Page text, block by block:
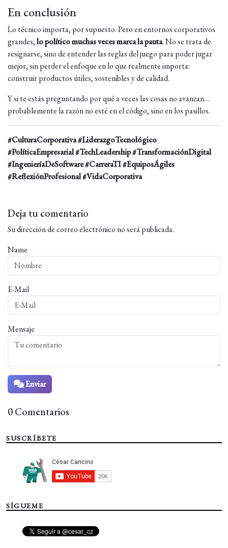
En conclusión
Lo técnico importa, por supuesto. Pero en entornos corporativos
grandes,lo político muchas veces marca la pauta. No se trata de
resignarse, sino de entender las reglas del juego para poder jugar
mejor, sin perder el enfoque en lo que realmente importa:
construir productos útiles, sostenibles y de calidad.
Y si te estás preguntando por qué a veces las cosas no avanzan…
probablemente la razón no esté en el código, sino en los pasillos.
#CulturaCorporativa #LiderazgoTecnológico
#PolíticaEmpresarial #TechLeadership #TransformaciónDigital
#IngenieríaDeSoftware #CarreraTI #EquiposÁgiles
#ReflexiónProfesional #VidaCorporativa
Deja tu comentario
Su dirección de correo electrónico no será publicada.
Name
E-Mail
Mensaje
Enviar
0 Comentarios
SUSCRÍBETE
SÍGUEME